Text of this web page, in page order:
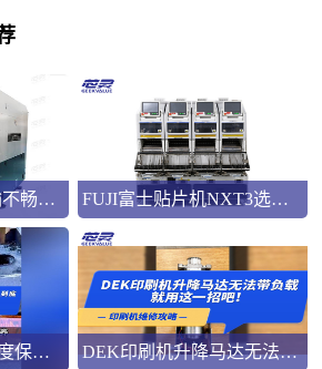
松下贴片机PCB传输不畅的原因与处理方法 FUJI富士贴片机NXT3选M3 III还是M6三代机？看完这篇告别纠结！
埃萨ERSA回流炉深度保养，到底要做哪些工作？ DEK印刷机升降马达无法带负载就用这一招吧！